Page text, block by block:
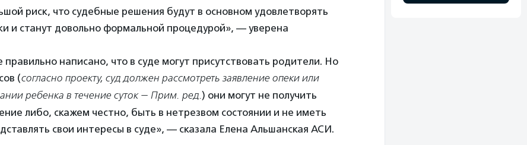
риск, что судебные решения будут в основном удовлетворять
и станут довольно формальной процедурой», — уверена
правильно написано, что в суде могут присутствовать родители. Но
(согласно проекту, суд должен рассмотреть заявление опеки или
ребенка в течение суток — Прим. ред.) они могут не получить
либо, скажем честно, быть в нетрезвом состоянии и не иметь
свои интересы в суде», — сказала Елена Альшанская АСИ.